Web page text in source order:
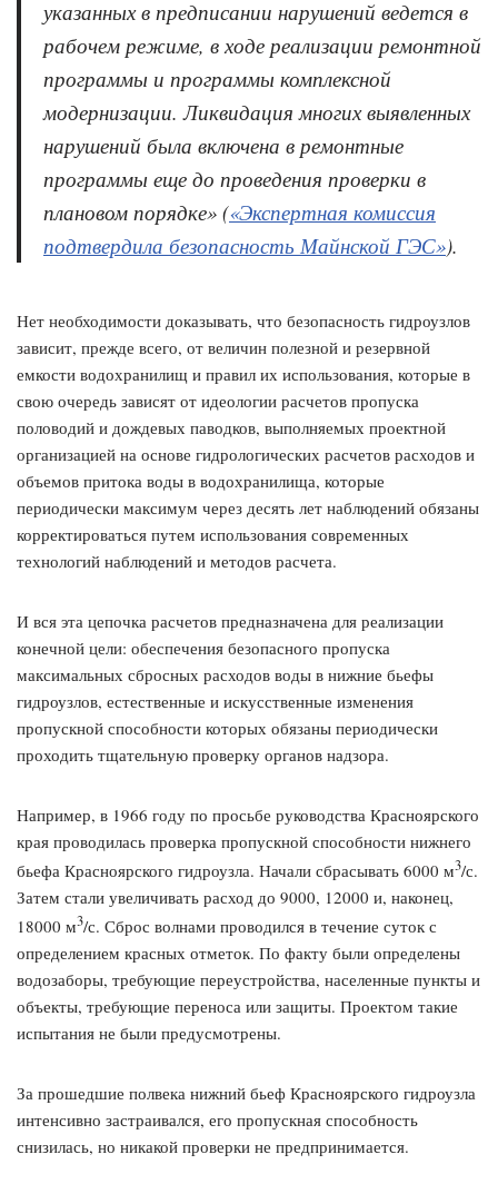
указанных в предписании нарушений ведется в
рабочем режиме, в ходе реализации ремонтной
программы и программы комплексной
модернизации. Ликвидация многих выявленных
нарушений была включена в ремонтные
программы еще до проведения проверки в
плановом порядке» («Экспертная комиссия
подтвердила безопасность Майнской ГЭС»).
Нет необходимости доказывать, что безопасность гидроузлов
зависит, прежде всего, от величин полезной и резервной
емкости водохранилищ и правил их использования, которые в
свою очередь зависят от идеологии расчетов пропуска
половодий и дождевых паводков, выполняемых проектной
организацией на основе гидрологических расчетов расходов и
объемов притока воды в водохранилища, которые
периодически максимум через десять лет наблюдений обязаны
корректироваться путем использования современных
технологий наблюдений и методов расчета.
И вся эта цепочка расчетов предназначена для реализации
конечной цели: обеспечения безопасного пропуска
максимальных сбросных расходов воды в нижние бьефы
гидроузлов, естественные и искусственные изменения
пропускной способности которых обязаны периодически
проходить тщательную проверку органов надзора.
Например, в 1966 году по просьбе руководства Красноярского
края проводилась проверка пропускной способности нижнего
бьефа Красноярского гидроузла. Начали сбрасывать 6000 м3/с.
Затем стали увеличивать расход до 9000, 12000 и, наконец,
18000 м3/с. Сброс волнами проводился в течение суток с
определением красных отметок. По факту были определены
водозаборы, требующие переустройства, населенные пункты и
объекты, требующие переноса или защиты. Проектом такие
испытания не были предусмотрены.
За прошедшие полвека нижний бьеф Красноярского гидроузла
интенсивно застраивался, его пропускная способность
снизилась, но никакой проверки не предпринимается.